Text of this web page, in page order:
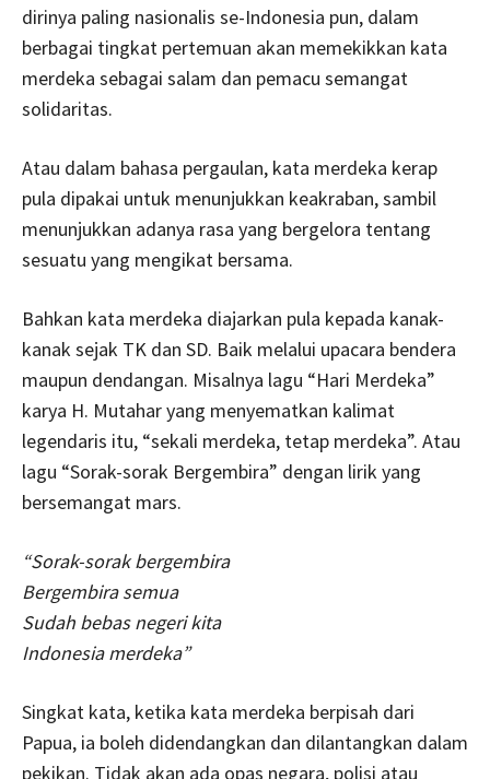
dirinya paling nasionalis se-Indonesia pun, dalam
berbagai tingkat pertemuan akan memekikkan kata
merdeka sebagai salam dan pemacu semangat
solidaritas.
Atau dalam bahasa pergaulan, kata merdeka kerap
pula dipakai untuk menunjukkan keakraban, sambil
menunjukkan adanya rasa yang bergelora tentang
sesuatu yang mengikat bersama.
Bahkan kata merdeka diajarkan pula kepada kanak-
kanak sejak TK dan SD. Baik melalui upacara bendera
maupun dendangan. Misalnya lagu “Hari Merdeka”
karya H. Mutahar yang menyematkan kalimat
legendaris itu, “sekali merdeka, tetap merdeka”. Atau
lagu “Sorak-sorak Bergembira” dengan lirik yang
bersemangat mars.
“Sorak-sorak bergembira
Bergembira semua
Sudah bebas negeri kita
Indonesia merdeka”
Singkat kata, ketika kata merdeka berpisah dari
Papua, ia boleh didendangkan dan dilantangkan dalam
pekikan. Tidak akan ada opas negara, polisi atau